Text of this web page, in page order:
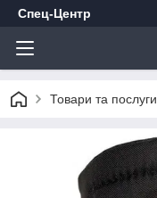
Спец-Центр
Товари та послуги